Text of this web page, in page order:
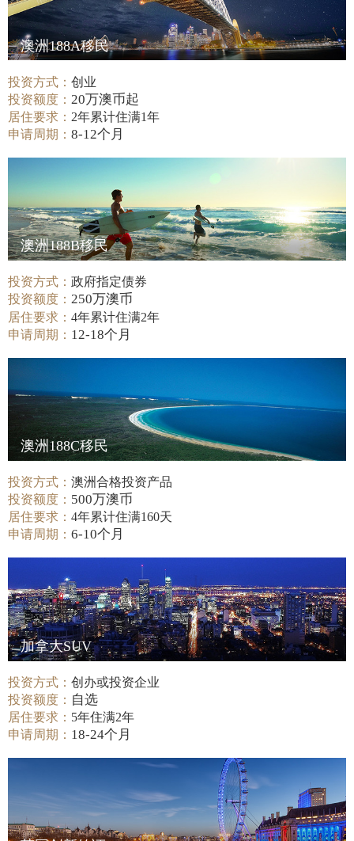
澳洲188A移民
投资方式：创业
投资额度： 20万澳币起
居住要求： 2年累计住满1年
申请周期：8-12个月
澳洲188B移民
投资方式：政府指定债券
投资额度： 250万澳币
居住要求：4年累计住满2年
申请周期： 12-18个月
澳洲188C移民
投资方式：澳洲合格投资产品
投资额度： 500万澳币
居住要求：4年累计住满160天
申请周期：6-10个月
加拿大SUV
投资方式：创办或投资企业
投资额度： 自选
居住要求： 5年住满2年
申请周期： 18-24个月